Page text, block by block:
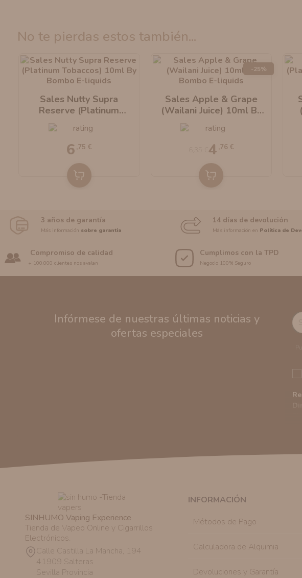
no te pierdas estos también...
Sales Nutty Supra
Reserve (Platinum
Bombo E-Liquids
6 ,75 €
Sales Apple & Grape
(Wailani Juice) 10ml By
4 ,76 €
-25%
3 años de garantía
Más información sobre garantía
14 días de devolución
Más información en Política de
Compromiso de calidad
+ 100.000 clientes nos avalan
Cumplimos con la TPD
Negocio 100% Seguro
Infórmese de nuestras últimas noticias y
ofertas especiales
SINHUMO Vaping Experience
Tienda de Vapeo Online y Cigarrillos
Electrónicos.
Calle Castilla La Mancha, 194
41909 Salteras
Sevilla Provincia
INFORMACIÓN
Métodos de Pago
Calculadora de Alquimia
Devoluciones y Garantía